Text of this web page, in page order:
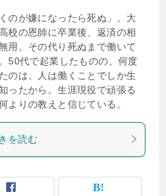
のが嫌になったら死ぬ」。大
校の恩師に卒業後、返済の相
用。その代り死ぬまで働いて
50代で起業したものの、何度
のは、人は働くことでしか生
ったから。生涯現役で頑張る
よりの教えと信じている。
を読む